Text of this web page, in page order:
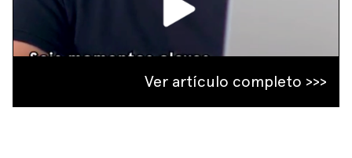
Ver artículo completo >>>